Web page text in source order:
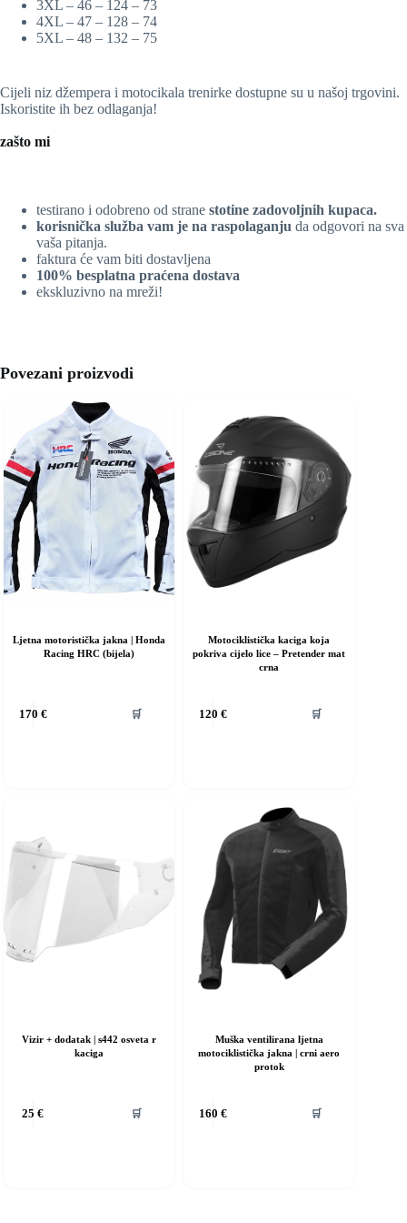
3XL – 46 – 124 – 73
4XL – 47 – 128 – 74
5XL – 48 – 132 – 75
Cijeli niz džempera i motocikala trenirke dostupne su u našoj trgovini.
Iskoristite ih bez odlaganja!
zašto mi
testirano i odobreno od strane stotine zadovoljnih kupaca.
korisnička služba vam je na raspolaganju da odgovori na sva
vaša pitanja.
faktura će vam biti dostavljena
100% besplatna praćena dostava
ekskluzivno na mreži!
Povezani proizvodi
Ljetna motoristička jakna | Honda
Racing HRC (bijela)
170 € 🛒
Motociklistička kaciga koja
pokriva cijelo lice – Pretender mat
crna
120 € 🛒
proizvod
proizvoda
Vizir + dodatak | s442 osveta r
kaciga
25€ 🛒
Muška ventilirana ljetna
motociklistička jakna | crni aero
protok
160 € 🛒
proizvod